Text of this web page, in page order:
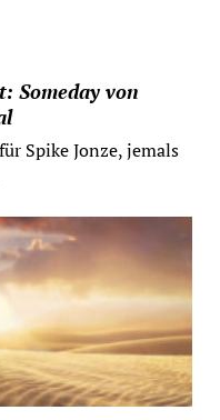
Someday von
Spike Jonze, jemals